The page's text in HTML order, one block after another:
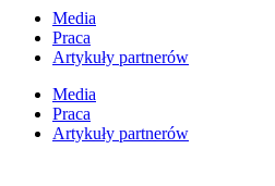
Przejdź
treści
Media
Praca
Artykuły partnerów
Media
Praca
Artykuły partnerów